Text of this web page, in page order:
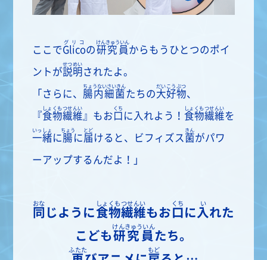
ここでGlico
グリコ
の研究員
けんきゅういん
からもうひとつのポイ
ントが説明
せつめい
されたよ。
「さらに、 腸内細菌
ちょうないさいきん
たちの大好物
だいこうぶつ
、
『食物繊維
しょくもつせんい
』もお口
くち
に入れよう！ 食物繊維
しょくもつせんい
を
一緒
いっしょ
に腸
ちょう
に届
とど
けると、ビフィズス 菌
きん
がパワ
ーアップするんだよ！」
同
おな
じように食物繊維
しょくもつせんい
もお 口
くち
に 入
い
れた
こども研究員
けんきゅういん
たち。
ふたた もど